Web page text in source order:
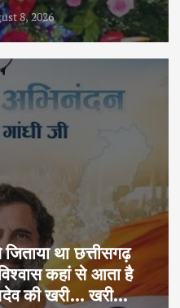
8, 2026
था छत्तीसगढ़
कहां से आता है
की खरी… खरी…